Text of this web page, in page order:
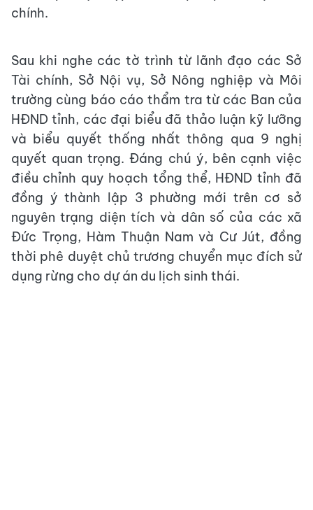
chính.
Sau khi nghe các tờ trình từ lãnh đạo các Sở
Tài chính, Sở Nội vụ, Sở Nông nghiệp và Môi
trường cùng báo cáo thẩm tra từ các Ban của
HĐND tỉnh, các đại biểu đã thảo luận kỹ lưỡng
và biểu quyết thống nhất thông qua 9 nghị
quyết quan trọng. Đáng chú ý, bên cạnh việc
điều chỉnh quy hoạch tổng thể, HĐND tỉnh đã
đồng ý thành lập 3 phường mới trên cơ sở
nguyên trạng diện tích và dân số của các xã
Đức Trọng, Hàm Thuận Nam và Cư Jút, đồng
thời phê duyệt chủ trương chuyển mục đích sử
dụng rừng cho dự án du lịch sinh thái.